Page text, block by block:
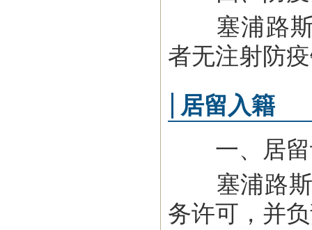
塞浦路斯
者无注射防
居留入籍
一、居留
塞浦路斯
务许可，并